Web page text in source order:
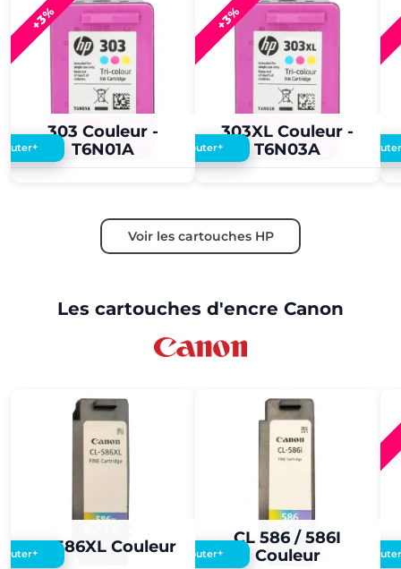
+3%
303 Couleur -
T6N01A
3,60 €3,50 €
+
+3%
303XL Couleur -
T6N03A
3,60 €3,50 €
Ajouter+
Voir les cartouches HP
Les cartouches d'encre Canon
CL 586XL Couleur
+
CL 586 / 586I
Couleur
5,00 €
Ajouter+